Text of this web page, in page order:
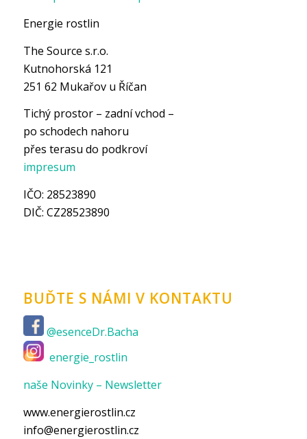
Energie rostlin
The Source s.r.o.
Kutnohorská 121
251 62 Mukařov u Říčan
Tichý prostor – zadní vchod –
po schodech nahoru
přes terasu do podkroví
impresum
IČO: 28523890
DIČ: CZ28523890
BUĎTE S NÁMI V KONTAKTU
@esenceDr.Bacha
energie_rostlin
naše Novinky – Newsletter
www.energierostlin.cz
info@energierostlin.cz